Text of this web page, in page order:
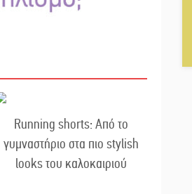
Running shorts: Από το
γυμναστήριο στα πιο stylish
looks του καλοκαιριού